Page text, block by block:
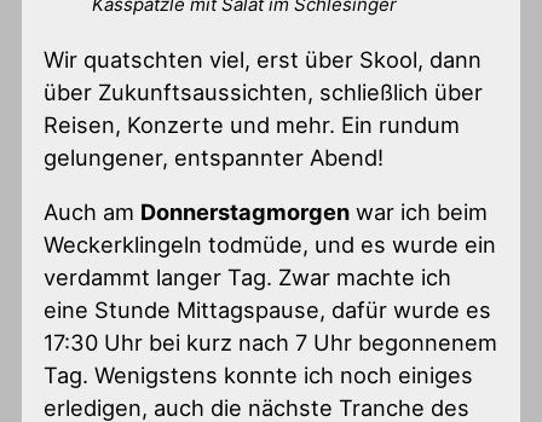
Kässpätzle mit Salat im Schlesinger
Wir quatschten viel, erst über Skool, dann
über Zukunftsaussichten, schließlich über
Reisen, Konzerte und mehr. Ein rundum
gelungener, entspannter Abend!
Auch am Donnerstagmorgen war ich beim
Weckerklingeln todmüde, und es wurde ein
verdammt langer Tag. Zwar machte ich
eine Stunde Mittagspause, dafür wurde es
17:30 Uhr bei kurz nach 7 Uhr begonnenem
Tag. Wenigstens konnte ich noch einiges
erledigen, auch die nächste Tranche des